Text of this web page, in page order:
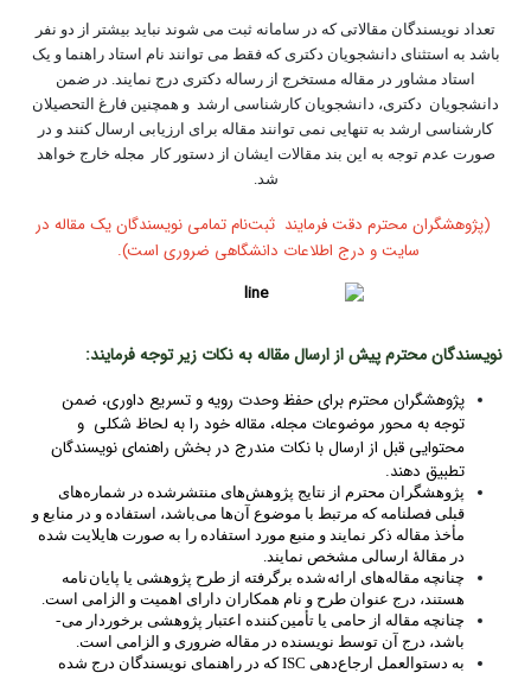
تعداد نویسندگان مقالاتی که در سامانه ثبت می شوند نباید بیشتر از دو نفر
باشد به استثنای دانشجویان دکتری که فقط می توانند نام استاد راهنما و یک
استاد مشاور در مقاله مستخرج از رساله دکتری درج نمایند. در ضمن
دانشجویان دکتری، دانشجویان کارشناسی ارشد و همچنین فارغ التحصیلان
کارشناسی ارشد به تنهایی نمی توانند مقاله برای ارزیابی ارسال کنند و در
صورت عدم توجه به این بند مقالات ایشان از دستور کار مجله خارج خواهد
شد.
(پژوهشگران محترم دقت فرمایند ثبت‌نام تمامی نویسندگان یک مقاله در
سایت و درج اطلاعات دانشگاهی ضروری است).
نویسندگان محترم پیش از ارسال مقاله به نکات زیر توجه فرمایند:
پژوهشگران محترم برای حفظ وحدت رویه و تسریع داوری، ضمن
توجه به محور موضوعات مجله، مقاله خود را به لحاظ شکلی و
محتوایی قبل از ارسال با نکات مندرج در بخش راهنمای نویسندگان
تطبیق دهند.
پژوهشگران محترم از نتایج پژوهش‌های منتشرشده در شماره‌های
قبلی فصلنامه که مرتبط با موضوع آن‌ها می‌باشد، استفاده و در منابع و
مأخذ مقاله ذکر نمایند و منبع مورد استفاده را به صورت هایلایت شده
در مقالۀ ارسالی مشخص نمایند.
چنانچه مقاله‌های ارائه­ ­شده برگرفته از طرح پژوهشی یا پایان­ ­نامه
هستند، درج عنوان طرح و نام همکاران دارای اهمیت و الزامی است.
چنانچه مقاله از حامی یا تأمین­ ­کننده اعتبار پژوهشی برخوردار می­ ­
باشد، درج آن توسط نویسنده در مقاله ضروری و الزامی است.
به دستوالعمل ارجاع‌دهی ISC که در راهنمای نویسندگان درج شده